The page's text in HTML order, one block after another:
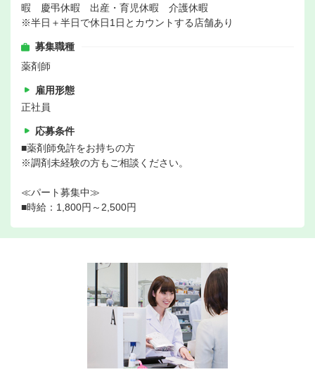
暇 慶弔休暇 出産・育児休暇 介護休暇
※半日＋半日で休日1日とカウントする店舗あり
募集職種
薬剤師
雇用形態
正社員
応募条件
■薬剤師免許をお持ちの方
※調剤未経験の方もご相談ください。
≪パート募集中≫
■時給：1,800円～2,500円